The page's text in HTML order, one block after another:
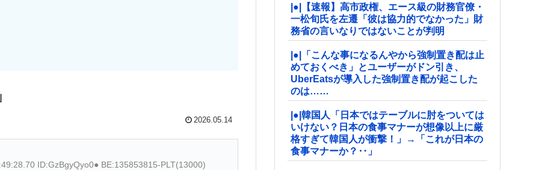
2026.05.14
ID:GzBgyQyo0● BE:135853815-PLT(13000)
|●|【速報】高市政権、エース級の財務官僚・
一松旬氏を左遷「彼は協力的でなかった」財
務省の言いなりではないことが判明
|●|「こんな事になるんやから強制置き配は止
めておくべき」とユーザーがドン引き、
UberEatsが導入した強制置き配が起こした
のは……
|●|韓国人「日本ではテーブルに肘をついては
いけない？日本の食事マナーが想像以上に厳
格すぎて韓国人が衝撃！」→「これが日本の
食事マナーか？‥」